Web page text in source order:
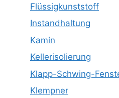
Flüssigkunststoff
Instandhaltung
Kamin
Kellerisolierung
Klapp-Schwing-
Klempner